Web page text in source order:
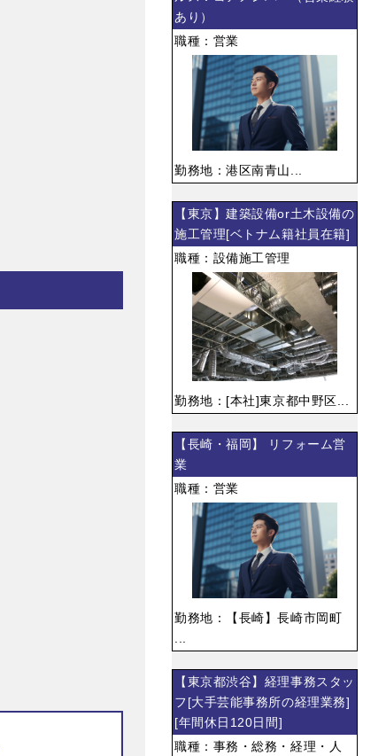
あり）
職種：営業
勤務地：港区南青山...
【東京】建築設備or土木設備の
施工管理[ベトナム籍社員在籍]
職種：設備施工管理
勤務地：[本社]東京都中野区...
【長崎・福岡】 リフォーム営
業
職種：営業
勤務地：【長崎】長崎市岡町
【東京都渋谷】経理事務スタッ
フ[大手芸能事務所の経理業務]
[年間休日120日間]
職種：事務・総務・経理・人